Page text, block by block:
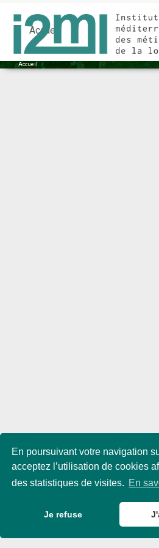
En poursuivant votre navigation
acceptez l’utilisation de cookies
des statistiques de visites. En
Je refuse
Accueil
1
Accueil /